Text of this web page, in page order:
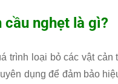
cầu nghẹt là gì?
trình loại bỏ các vật
dụng để đảm bảo